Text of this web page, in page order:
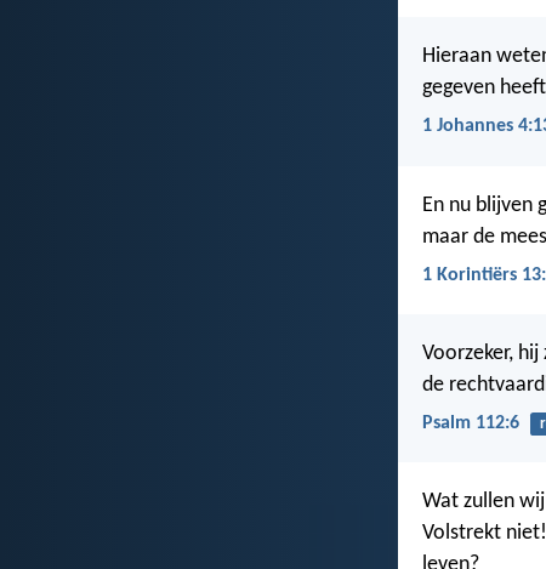
Hieraan
gegeven
1 Johannes
En nu blijven
maar de
1 Korintiërs
Voorzeker,
de
Psalm 112:6
Wat zullen
Volstrekt